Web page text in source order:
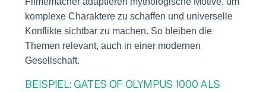
komplexe Charaktere zu schaffen und universelle
Konflikte sichtbar zu machen. So bleiben die
Themen relevant, auch in einer modernen
Gesellschaft.
BEISPIEL: GATES OF OLYMPUS 1000 ALS